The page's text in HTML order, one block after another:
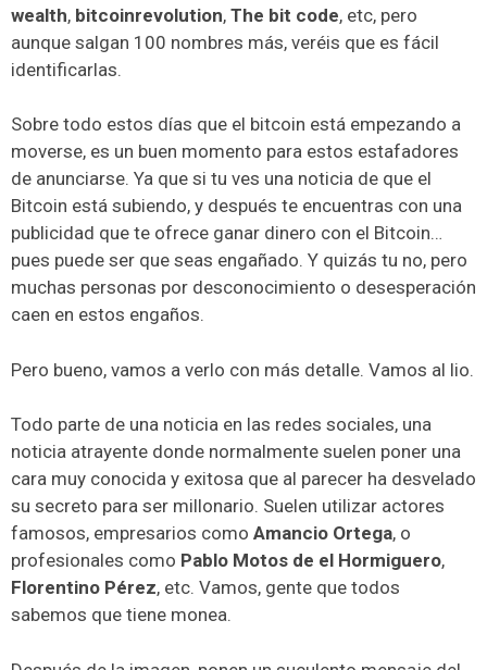
wealth, bitcoinrevolution, The bit code, etc, pero
aunque salgan 100 nombres más, veréis que es fácil
identificarlas.
Sobre todo estos días que el bitcoin está empezando a
moverse, es un buen momento para estos estafadores
de anunciarse. Ya que si tu ves una noticia de que el
Bitcoin está subiendo, y después te encuentras con una
publicidad que te ofrece ganar dinero con el Bitcoin…
pues puede ser que seas engañado. Y quizás tu no, pero
muchas personas por desconocimiento o desesperación
caen en estos engaños.
Pero bueno, vamos a verlo con más detalle. Vamos al lio.
Todo parte de una noticia en las redes sociales, una
noticia atrayente donde normalmente suelen poner una
cara muy conocida y exitosa que al parecer ha desvelado
su secreto para ser millonario. Suelen utilizar actores
famosos, empresarios como Amancio Ortega, o
profesionales como Pablo Motos de el Hormiguero,
Florentino Pérez, etc. Vamos, gente que todos
sabemos que tiene monea.